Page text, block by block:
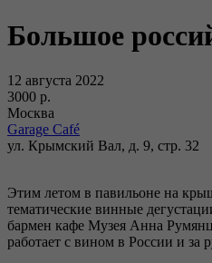
Большое
12 августа 2022
3000 р.
Москва
Garage Café
ул. Крымский Вал, д. 9, стр. 32
Этим летом в павильоне на
тематические винные
бармен кафе Музея Анна
работает с вином в России и за